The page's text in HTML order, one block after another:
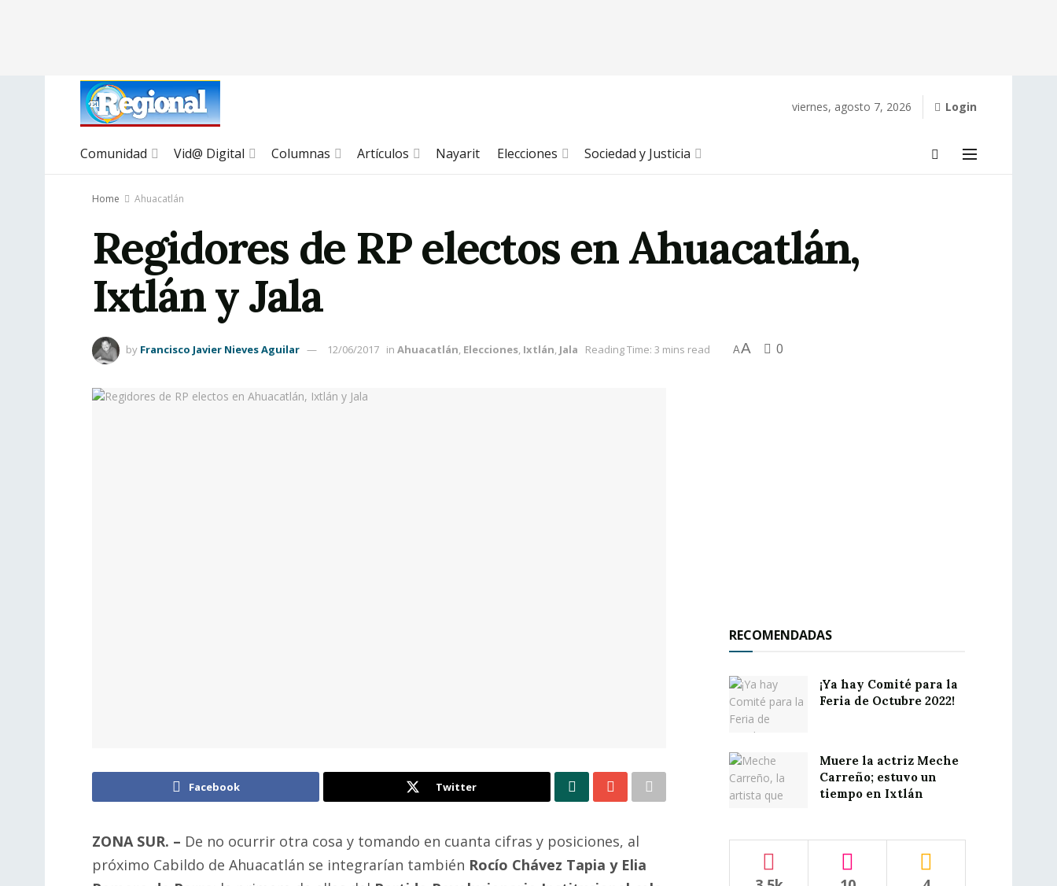
viernes, agosto 7, 2026 Login
Comunidad Vid@ Digital Columnas Artículos Nayarit Elecciones Sociedad y Justicia
Home Ahuacatlán
Regidores de RP electos en Ahuacatlán,
Ixtlán y Jala
by Francisco Javier Nieves Aguilar 12/06/2017 in Ahuacatlán, Elecciones, Ixtlán, Jala Reading Time: 3 mins read AA 0
Facebook Twitter
ZONA SUR. – De no ocurrir otra cosa y tomando en cuanta cifras y posiciones, al
próximo Cabildo de Ahuacatlán se integrarían también Rocío Chávez Tapia y Elia
RECOMENDADAS
¡Ya hay Comité para la
Feria de Octubre 2022!
Muere la actriz Meche
Carreño; estuvo un
tiempo en Ixtlán